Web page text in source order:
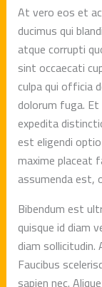
At vero eos et
ducimus qui
atque corrupti
sint occaecati
culpa qui officia
dolorum fuga.
expedita
est eligendi
maxime placeat
assumenda est,
Bibendum est
quisque id diam
diam
Faucibus
sapien nec.